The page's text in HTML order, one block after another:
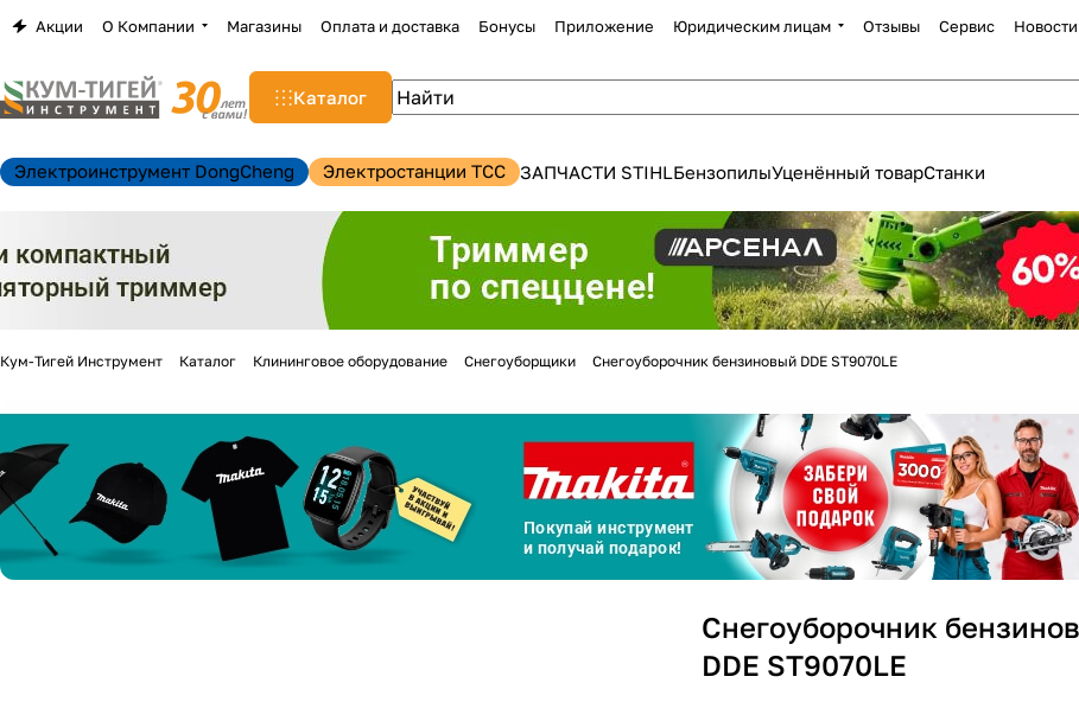
Акции О Компании Магазины Оплата и доставка Бонусы Приложение Юридическим лицам Отзывы Сервис Новости
Каталог
Электроинструмент DongCheng Электростанции TCC ЗАПЧАСТИ STIHLБензопилыУценённый товарСтанки
Кум-Тигей Инструмент Каталог Клининговое оборудование Снегоуборщики Снегоуборочник бензиновый DDE ST9070LE
Снегоуборочник
DDE ST9070LE
Для клиентов всех банков
Разбейтеоплату
на частибез переплат
График платежей